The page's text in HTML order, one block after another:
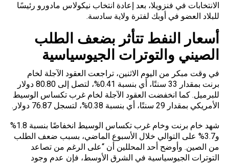
الانتخابات في فنزويلا، بعد إعادة انتخاب نيكولاس مادورو رئيسًا
للبلاد العضو في أوبك لفترة ولاية سادسة.
أسعار النفط تتأثر بضعف الطلب
الصيني والتوترات الجيوسياسية
في وقت مبكر من اليوم الاثنين، تراجعت العقود الآجلة لخام
برنت بمقدار 33 سنتًا، أي بنسبة 0.41%، لتصل إلى 80.80 دولار
للبرميل. كما انخفضت العقود الآجلة لخام غرب تكساس الوسيط
الأمريكي بمقدار 29 سنتًا، أي بنسبة 0.38%، لتسجل 76.87 دولار.
شهد خام برنت وخام غرب تكساس الوسيط انخفاضًا بنسبة 1.8%
و3.7% على التوالي خلال الأسبوع الماضي، بسبب ضعف الطلب
من الصين. وأوضح أحد المحللين أن “على الرغم من تصاعد
التوترات الجيوسياسية في الشرق الأوسط، فإن عدم وجود